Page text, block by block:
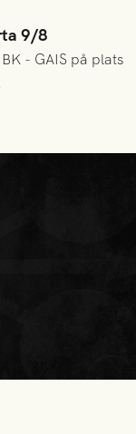
9/8
- GAIS på plats